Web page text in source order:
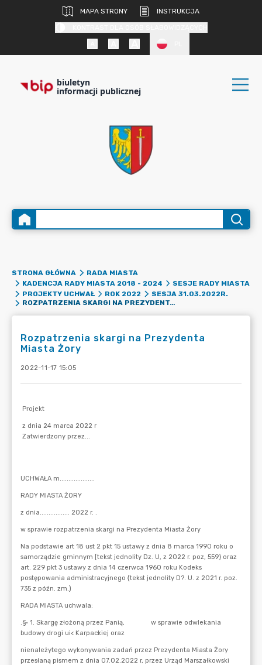
MAPA STRONY
INSTRUKCJA
biuletyn
informacji publicznej
STRONA GŁÓWNA
RADA MIASTA
KADENCJA RADY MIASTA 2018 - 2024
SESJE RADY MIASTA
PROJEKTY UCHWAŁ
ROK 2022
SESJA 31.03.2022R.
ROZPATRZENIA SKARGI NA PREZYDENTA MIASTA ŻORY
Rozpatrzenia skargi na Prezydenta
Miasta Żory
2022-11-17 15:05